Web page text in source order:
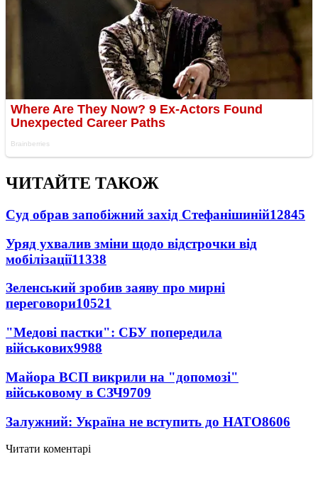
ЧИТАЙТЕ ТАКОЖ
Суд обрав запобіжний захід Стефанішиній12845
Уряд ухвалив зміни щодо відстрочки від
мобілізації11338
Зеленський зробив заяву про мирні
переговори10521
"Медові пастки": СБУ попередила
військових9988
Майора ВСП викрили на "допомозі"
військовому в СЗЧ9709
Залужний: Україна не вступить до НАТО8606
Читати коментарі